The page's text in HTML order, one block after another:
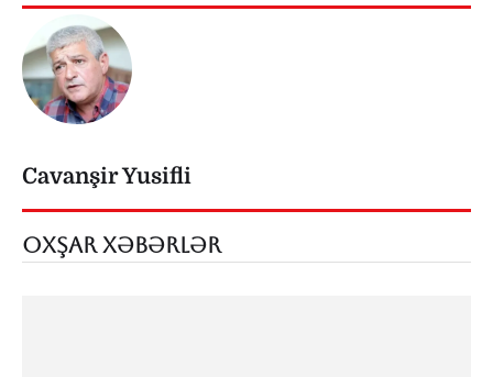
Cavanşir Yusifli
OXŞAR XƏBƏRLƏR